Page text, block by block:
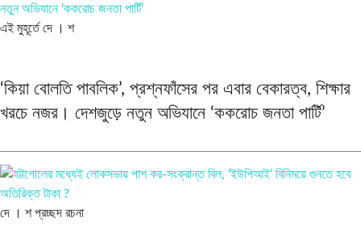
এই মুহূর্তে দে । শ
‘কিয়া বোলতি পাবলিক’, প্রশ্নফাঁসের পর এবার বেকারত্ব, শিক্ষার
খরচে নজর। দেশজুড়ে নতুন অভিযানে ‘ককরোচ জনতা পার্টি’
দে । শ প্রচ্ছদ রচনা